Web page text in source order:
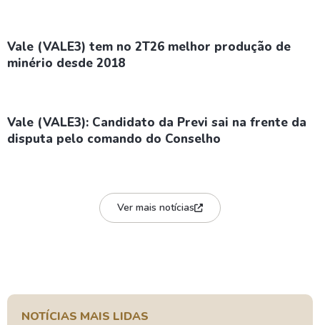
Vale (VALE3) tem no 2T26 melhor produção de
minério desde 2018
Vale (VALE3): Candidato da Previ sai na frente da
disputa pelo comando do Conselho
Ver mais notícias
NOTÍCIAS MAIS LIDAS